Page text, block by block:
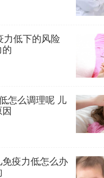
力低下的风险
的
怎么调理呢 儿
疫力低怎么办